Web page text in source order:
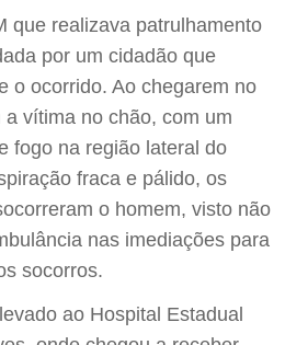
que realizava patrulhamento
por um cidadão que
o ocorrido. Ao chegarem no
vítima no chão, com um
fogo na região lateral do
fraca e pálido, os
o homem, visto não
nas imediações para
socorros.
ao Hospital Estadual